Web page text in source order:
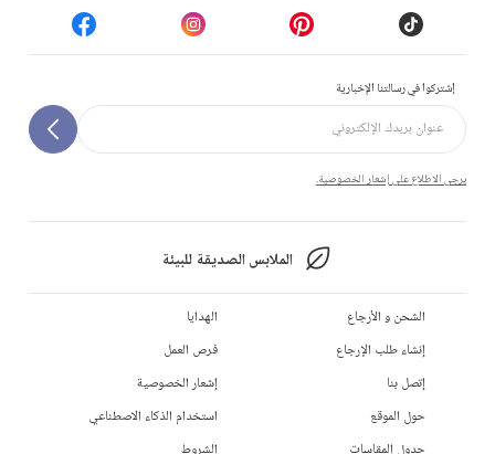
إشتركوا في رسالتنا الإخبارية
يرجى الاطلاع على إشعار الخصوصية.
الملابس الصديقة للبيئة
الشحن و الأرجاع
إنشاء طلب الإرجاع
إتصل بنا
حول الموقع
جدول المقاسات
الهدايا
فرص العمل
إشعار الخصوصية
استخدام الذكاء الاصطناعي
الشروط